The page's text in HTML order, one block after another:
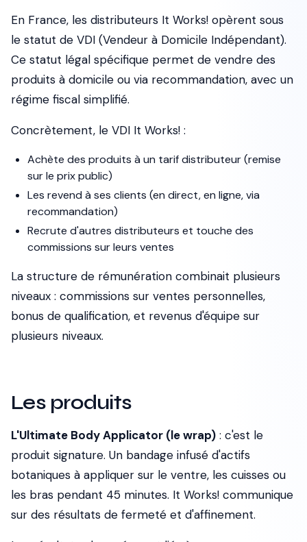
En France, les distributeurs It Works! opèrent sous
le statut de VDI (Vendeur à Domicile Indépendant).
Ce statut légal spécifique permet de vendre des
produits à domicile ou via recommandation, avec un
régime fiscal simplifié.
Concrètement, le VDI It Works! :
Achète des produits à un tarif distributeur (remise
sur le prix public)
Les revend à ses clients (en direct, en ligne, via
recommandation)
Recrute d'autres distributeurs et touche des
commissions sur leurs ventes
La structure de rémunération combinait plusieurs
niveaux : commissions sur ventes personnelles,
bonus de qualification, et revenus d'équipe sur
plusieurs niveaux.
Les produits
L'Ultimate Body Applicator (le wrap) : c'est le
produit signature. Un bandage infusé d'actifs
botaniques à appliquer sur le ventre, les cuisses ou
les bras pendant 45 minutes. It Works! communique
sur des résultats de fermeté et d'affinement.